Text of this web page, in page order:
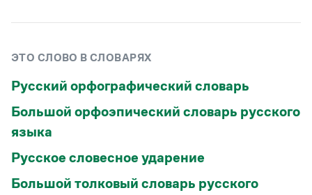
для школьников
Словарь-справочник трудностей
Азбучные истины
Словарь-справочник непростые слова
Все справочники портала
ЭТО СЛОВО В СЛОВАРЯХ
Русский орфографический словарь
Большой орфоэпический словарь русского
языка
Русское словесное ударение
Большой толковый словарь русского